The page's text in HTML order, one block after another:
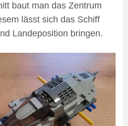
baut man das Zentrum
lässt sich das Schiff
Landeposition bringen.